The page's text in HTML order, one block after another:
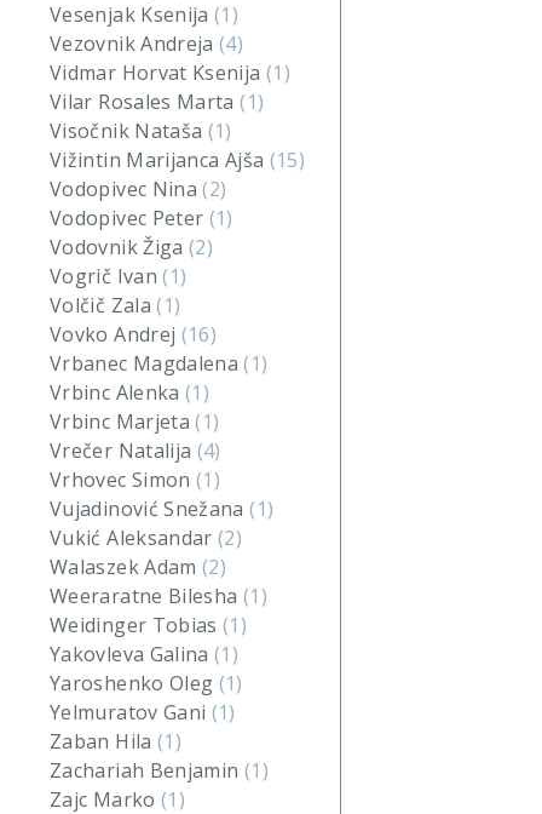
Vesenjak Ksenija(1)
Vezovnik Andreja(4)
Vidmar Horvat Ksenija (1)
Vilar Rosales Marta(1)
Visočnik Nataša (1)
Vižintin Marijanca Ajša (15)
Vodopivec Nina(2)
Vodopivec Peter (1)
Vodovnik Žiga(2)
Vogrič Ivan(1)
Volčič Zala(1)
Vovko Andrej (16)
Vrbanec Magdalena(1)
Vrbinc Alenka(1)
Vrbinc Marjeta(1)
Vrečer Natalija (4)
Vrhovec Simon(1)
Vujadinović Snežana(1)
Vukić Aleksandar(2)
Walaszek Adam(2)
Weeraratne Bilesha (1)
Weidinger Tobias(1)
Yakovleva Galina(1)
Yaroshenko Oleg (1)
Yelmuratov Gani (1)
Zaban Hila (1)
Zachariah Benjamin (1)
Zajc Marko (1)